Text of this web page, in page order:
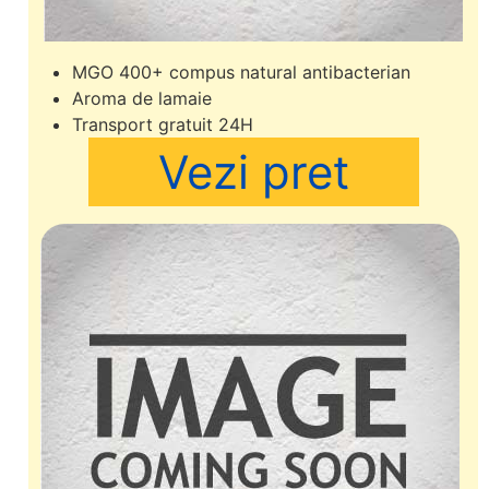
MGO 400+ compus natural antibacterian
Aroma de lamaie
Transport gratuit 24H
Vezi pret